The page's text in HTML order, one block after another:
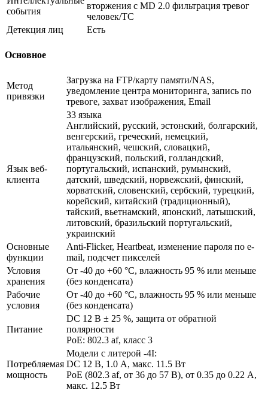
события
вторжения с MD 2.0 фильтрация тревог
человек/ТС
Детекция лиц
Есть
Основное
Метод
привязки
Загрузка на FTP/карту памяти/NAS,
уведомление центра мониторинга, запись по
тревоге, захват изображения, Email
Язык веб-
клиента
33 языка
Английский, русский, эстонский, болгарский,
венгерский, греческий, немецкий,
итальянский, чешский, словацкий,
французский, польский, голландский,
португальский, испанский, румынский,
датский, шведский, норвежский, финский,
хорватский, словенский, сербский, турецкий,
корейский, китайский (традиционный),
тайский, вьетнамский, японский, латышский,
литовский, бразильский португальский,
украинский
Основные
функции
Anti-Flicker, Heartbeat, изменение пароля по e-
mail, подсчет пикселей
Условия
хранения
От -40 до +60 °C, влажность 95 % или меньше
(без конденсата)
Рабочие
условия
От -40 до +60 °C, влажность 95 % или меньше
(без конденсата)
Питание
DC 12 В ± 25 %, защита от обратной
полярности
PoE: 802.3 af, класс 3
Потребляемая
мощность
Модели с литерой -4I:
DC 12 В, 1.0 А, макс. 11.5 Вт
PoE (802.3 af, от 36 до 57 В), от 0.35 до 0.22 A,
макс. 12.5 Вт